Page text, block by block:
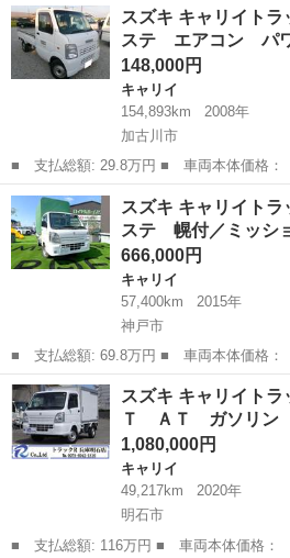
Ｃ ■ 排気量： 660cc ■ ドア枚数： 2D
兵庫 伊丹市 キャリイ
スズキ キャリイト
ステ エアコン
148,000円
キャリイ
154,893km
2008年
加古川市
■ 支払総額: 29.8万円 ■ 車両本体価格： 148,000 円 ■ メーカー
名： スズキ ■ 車種名： キャリイトラ
Ｃエアコン・パワステ エアコン パワ
４ＷＤ 高低...
兵庫 加古川市 キャリイ
スズキ キャリイト
ステ 幌付／ミッシ
666,000円
キャリイ
57,400km
2015年
神戸市
■ 支払総額: 69.8万円 ■ 車両本体価格： 666,000 円 ■ メーカー
名： スズキ ■ 車種名： キャリイトラ
Ｃエアコン・パワステ 幌付／ミッショ
付き／５速ミ...
兵庫 神戸市 キャリイ
スズキ キャリイト
Ｔ ＡＴ ガソリ
1,080,000円
キャリイ
49,217km
2020年
明石市
■ 支払総額: 116万円 ■ 車両本体価格： 1,080,000 円 ■ メーカー